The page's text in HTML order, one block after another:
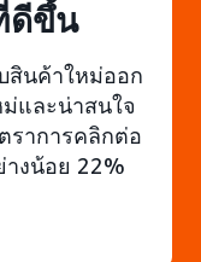
ดีขึ้น
สินค้าใหม่ออก
และน่าสนใจ
ราการคลิกต่อ
างน้อย 22%